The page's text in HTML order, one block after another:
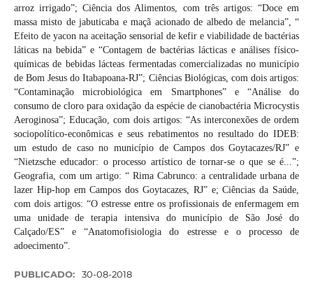
arroz irrigado”; Ciência dos Alimentos, com três artigos: “Doce em
massa misto de jabuticaba e maçã acionado de albedo de melancia”, “
Efeito de yacon na aceitação sensorial de kefir e viabilidade de bactérias
láticas na bebida” e “Contagem de bactérias lácticas e análises físico-
químicas de bebidas lácteas fermentadas comercializadas no município
de Bom Jesus do Itabapoana-RJ”; Ciências Biológicas, com dois artigos:
“Contaminação microbiológica em Smartphones” e “Análise do
consumo de cloro para oxidação da espécie de cianobactéria Microcystis
Aeroginosa”; Educação, com dois artigos: “As interconexões de ordem
sociopolítico-econômicas e seus rebatimentos no resultado do IDEB:
um estudo de caso no município de Campos dos Goytacazes/RJ” e
“Nietzsche educador: o processo artístico de tornar-se o que se é...”;
Geografia, com um artigo: “ Rima Cabrunco: a centralidade urbana de
lazer Hip-hop em Campos dos Goytacazes, RJ” e; Ciências da Saúde,
com dois artigos: “O estresse entre os profissionais de enfermagem em
uma unidade de terapia intensiva do município de São José do
Calçado/ES” e “Anatomofisiologia do estresse e o processo de
adoecimento”.
PUBLICADO: 30-08-2018